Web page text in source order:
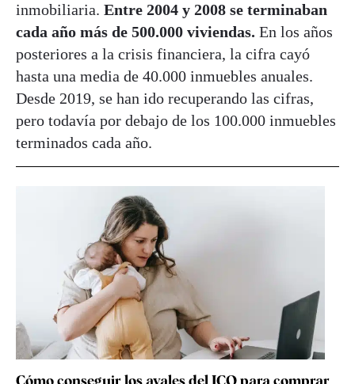
inmobiliaria. Entre 2004 y 2008 se terminaban
cada año más de 500.000 viviendas. En los años
posteriores a la crisis financiera, la cifra cayó
hasta una media de 40.000 inmuebles anuales.
Desde 2019, se han ido recuperando las cifras,
pero todavía por debajo de los 100.000 inmuebles
terminados cada año.
Cómo conseguir los avales del ICO para comprar